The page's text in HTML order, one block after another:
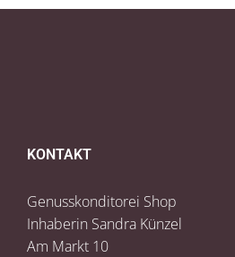
KONTAKT
Genusskonditorei Shop
Inhaberin Sandra Künzel
Am Markt 10